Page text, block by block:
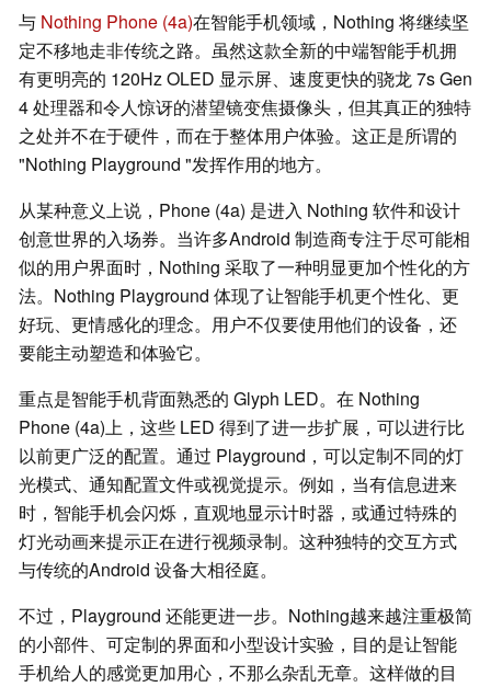
与 Nothing Phone (4a)在智能手机领域，Nothing 将继续坚
定不移地走非传统之路。虽然这款全新的中端智能手机拥
有更明亮的 120Hz OLED 显示屏、速度更快的骁龙 7s Gen
4 处理器和令人惊讶的潜望镜变焦摄像头，但其真正的独特
之处并不在于硬件，而在于整体用户体验。这正是所谓的
"Nothing Playground "发挥作用的地方。
从某种意义上说，Phone (4a) 是进入 Nothing 软件和设计
创意世界的入场券。当许多Android 制造商专注于尽可能相
似的用户界面时，Nothing 采取了一种明显更加个性化的方
法。Nothing Playground 体现了让智能手机更个性化、更
好玩、更情感化的理念。用户不仅要使用他们的设备，还
要能主动塑造和体验它。
重点是智能手机背面熟悉的 Glyph LED。在 Nothing
Phone (4a)上，这些 LED 得到了进一步扩展，可以进行比
以前更广泛的配置。通过 Playground，可以定制不同的灯
光模式、通知配置文件或视觉提示。例如，当有信息进来
时，智能手机会闪烁，直观地显示计时器，或通过特殊的
灯光动画来提示正在进行视频录制。这种独特的交互方式
与传统的Android 设备大相径庭。
不过，Playground 还能更进一步。Nothing越来越注重极简
的小部件、可定制的界面和小型设计实验，目的是让智能
手机给人的感觉更加用心，不那么杂乱无章。这样做的目